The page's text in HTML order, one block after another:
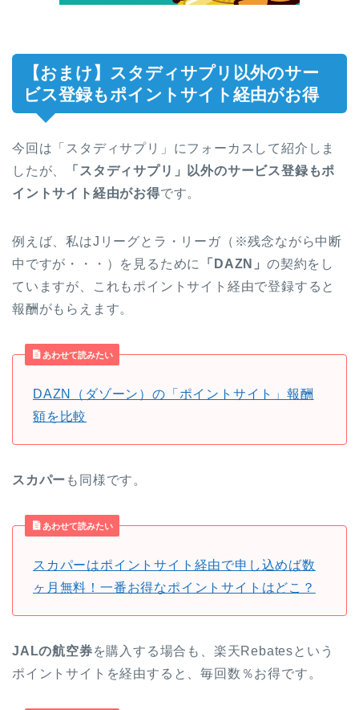
【おまけ】スタディサプリ以外のサー
ビス登録もポイントサイト経由がお得
今回は「スタディサプリ」にフォーカスして紹介しま
したが、
「スタディサプリ」以外のサービス登録もポ
イントサイト経由がお得です。
例えば、私はJリーグとラ・リーガ（※残念ながら中断
中ですが・・・）を見るために
「DAZN」の契約をし
ていますが、これもポイントサイト経由で登録すると
報酬がもらえます。
あわせて読みたい
DAZN（ダゾーン）の「ポイントサイト」報酬
額を比較
スカパー も同様です。
あわせて読みたい
スカパーはポイントサイト経由で申し込めば数
ヶ月無料！一番お得なポイントサイトはどこ？
JALの航空券を購入する場合も、楽天Rebatesという
ポイントサイトを経由すると、毎回数％お得です。